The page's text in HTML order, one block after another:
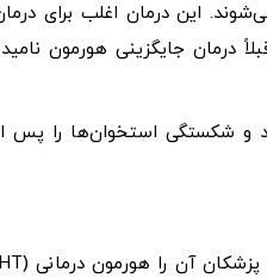
این درمان اغلب برای
درمان جایگزینی هورمون
و شکستگی استخوان‌ها را پس